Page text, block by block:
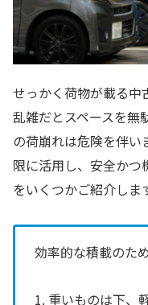
せっかく荷物が載る中
乱雑だとスペースを無
の荷崩れは危険を伴い
限に活用し、安全か
をいくつかご紹介しま
効率的な積載のた
1. 重いものは下、